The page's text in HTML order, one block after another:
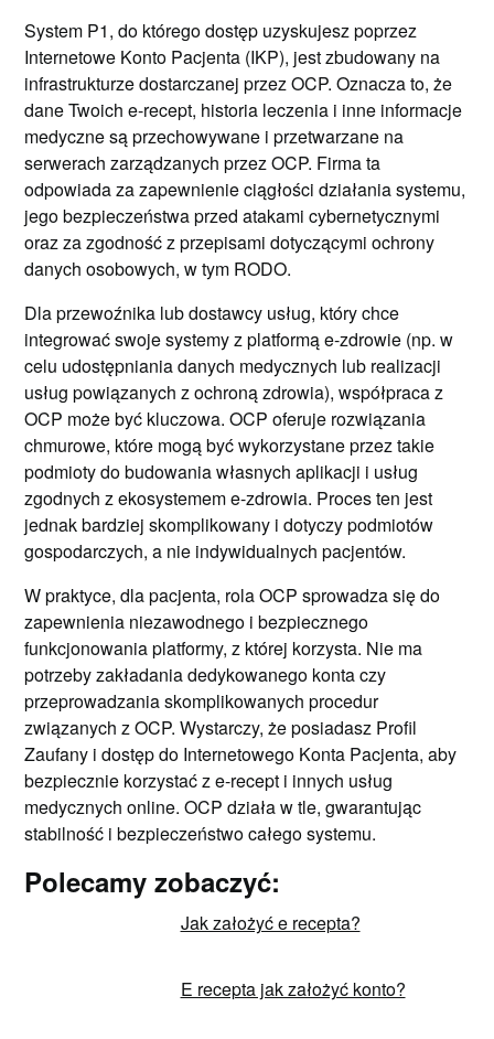
System P1, do którego dostęp uzyskujesz poprzez
Internetowe Konto Pacjenta (IKP), jest zbudowany na
infrastrukturze dostarczanej przez OCP. Oznacza to, że
dane Twoich e-recept, historia leczenia i inne informacje
medyczne są przechowywane i przetwarzane na
serwerach zarządzanych przez OCP. Firma ta
odpowiada za zapewnienie ciągłości działania systemu,
jego bezpieczeństwa przed atakami cybernetycznymi
oraz za zgodność z przepisami dotyczącymi ochrony
danych osobowych, w tym RODO.
Dla przewoźnika lub dostawcy usług, który chce
integrować swoje systemy z platformą e-zdrowie (np. w
celu udostępniania danych medycznych lub realizacji
usług powiązanych z ochroną zdrowia), współpraca z
OCP może być kluczowa. OCP oferuje rozwiązania
chmurowe, które mogą być wykorzystane przez takie
podmioty do budowania własnych aplikacji i usług
zgodnych z ekosystemem e-zdrowia. Proces ten jest
jednak bardziej skomplikowany i dotyczy podmiotów
gospodarczych, a nie indywidualnych pacjentów.
W praktyce, dla pacjenta, rola OCP sprowadza się do
zapewnienia niezawodnego i bezpiecznego
funkcjonowania platformy, z której korzysta. Nie ma
potrzeby zakładania dedykowanego konta czy
przeprowadzania skomplikowanych procedur
związanych z OCP. Wystarczy, że posiadasz Profil
Zaufany i dostęp do Internetowego Konta Pacjenta, aby
bezpiecznie korzystać z e-recept i innych usług
medycznych online. OCP działa w tle, gwarantując
stabilność i bezpieczeństwo całego systemu.
Polecamy zobaczyć:
Jak założyć e recepta?
E recepta jak założyć konto?